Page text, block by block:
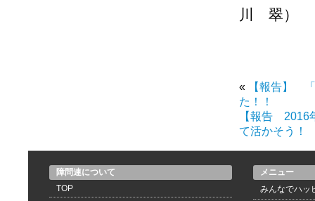
川 翠）
«
【報告】
た！！
【報告 2016
て活かそう！
障問連について
TOP
メニュー
みんなでハッ